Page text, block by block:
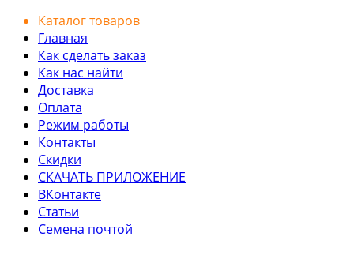
Каталог товаров
Главная
Как сделать заказ
Как нас найти
Доставка
Оплата
Режим работы
Контакты
Скидки
СКАЧАТЬ ПРИЛОЖЕНИЕ
ВКонтакте
Статьи
Семена почтой